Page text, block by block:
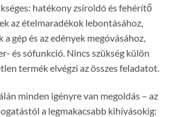
hatékony zsíroldó és fehérítő
az ételmaradékok lebontásához,
gép és az edények megóvásához,
és sófunkció. Nincs szükség külön
termék elvégzi az összes feladatot.
minden igényre van megoldás – az
a legmakacsabb kihívásokig: